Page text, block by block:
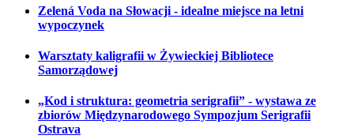
Zelená Voda na Słowacji - idealne miejsce na letni
wypoczynek
Warsztaty kaligrafii w Żywieckiej Bibliotece
Samorządowej
„Kod i struktura: geometria serigrafii” - wystawa ze
zbiorów Międzynarodowego Sympozjum Serigrafii
Ostrava